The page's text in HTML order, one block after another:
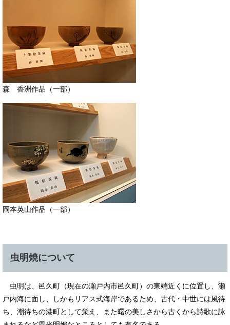
森 香洲作品（一部）
岡本英山作品（一部）
虫明焼について
虫明は、邑久町（現在の瀬戸内市邑久町）の東端近くに位置し、瀬
戸内海に面し、しかもリアス式海岸であるため、古代・中世には風待
ち、潮待ちの港町として栄え、また曙の美しさから古くから詩歌に詠